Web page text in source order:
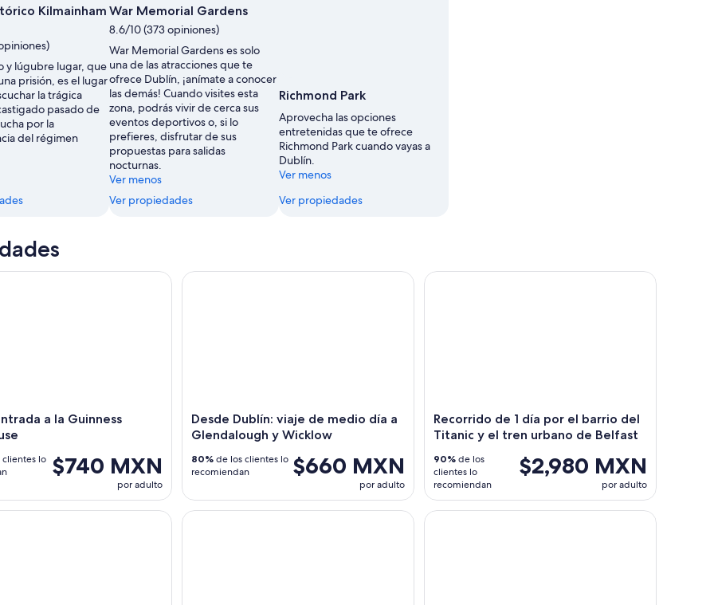
Kilmainham
y lúgubre lugar, que
prisión, es el lugar
la trágica
pasado de
por la
del régimen
War Memorial Gardens
8.6/10 (373 opiniones)
War Memorial Gardens es solo
una de las atracciones que te
ofrece Dublín, ¡anímate a conocer
las demás! Cuando visites esta
zona, podrás vivir de cerca sus
eventos deportivos o, si lo
prefieres, disfrutar de sus
propuestas para salidas
nocturnas.
Ver menos
Ver propiedades
Richmond Park
Aprovecha las opciones
entretenidas que te ofrece
Richmond Park cuando vayas a
Dublín.
Ver menos
Ver propiedades
a la Guinness
$740 MXN
por adulto
clientes lo
a la Guinness Storehouse
Desde Dublín: viaje de medio día a
Glendalough y Wicklow
$660 MXN
por adulto
80% de los clientes lo
recomiendan
Desde Dublín: viaje de medio día a Glendalough y Wicklow
Recorrido de 1 día por el barrio del
Titanic y el tren urbano de Belfast
$2,980 MXN
por adulto
90% de los
clientes lo
recomiendan
Recorrido de 1 día por el barrio del Titanic y el
All-Inclusive Pass con acceso a más de 40 atracciones principales
DoDublin - El recorrido original en autobús con parada libre con comentarios en vivo
Dublín: Museo Nacional de Cera y entradas